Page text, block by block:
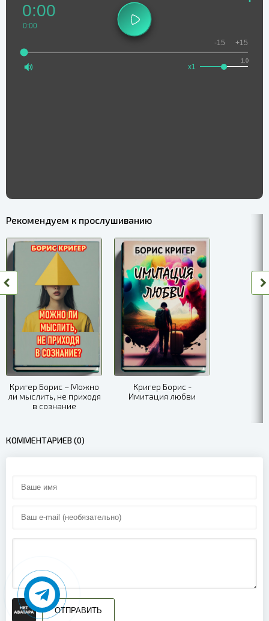
0:00
0:00
1.0
x1
-15 +15
Рекомендуем к прослушиванию
Кригер Борис – Можно
ли мыслить, не приходя
в сознание
Кригер Борис -
Имитация любви
КОММЕНТАРИЕВ (0)
ОТПРАВИТЬ